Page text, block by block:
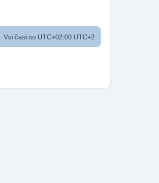
Vsi časi so UTC+02:00 UTC+2